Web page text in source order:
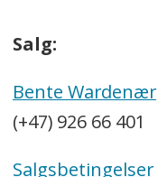
Salg:
Bente Wardenær
(+47) 926 66 401
Salgsbetingelser